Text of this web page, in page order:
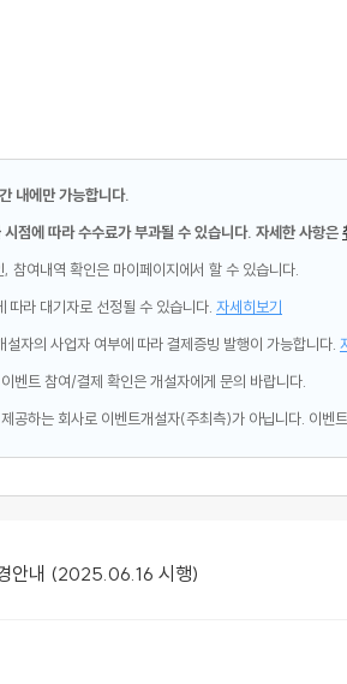
내에만 가능합니다.
점에 따라 수수료가 부과될 수 있습니다. 자세한 사항은
여내역 확인은 마이페이지에서 할 수 있습니다.
라 대기자로 선정될 수 있습니다. 자세히보기
자의 사업자 여부에 따라 결제증빙 발행이 가능합니다.
벤트 참여/결제 확인은 개설자에게 문의 바랍니다.
공하는 회사로 이벤트개설자(주최측)가 아닙니다. 이벤
안내 (2025.06.16 시행)